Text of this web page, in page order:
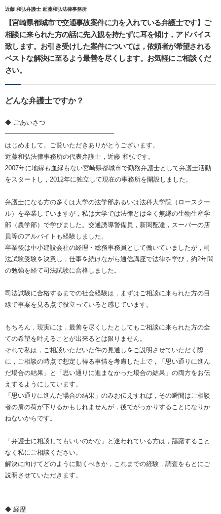
近藤 和弘弁護士 近藤和弘法律事務所
【宮崎県都城市で交通事故案件に力を入れている弁護士です】ご
相談に来られた方の話に先入観を持たずに耳を傾け，アドバイス
致します。お引き受けした案件については，依頼者が希望される
ベストな解決に至るよう最善を尽くします。お気軽にご相談くだ
さい。
どんな弁護士ですか？
◆ ごあいさつ
━━━━━━━━━━━━━━━━━
はじめまして。ご覧いただきありがとうございます。
近藤和弘法律事務所の代表弁護士，近藤 和弘です。
2007年に地縁も血縁もない宮崎県都城市で勤務弁護士として弁護士活動
をスタートし，2012年に独立して現在の事務所を開設しました。
弁護士になる方の多くは大学の法学部あるいは法科大学院（ロースクー
ル）を卒業していますが，私は大学では法律とは全く無縁の生物生産学
部（農学部）で学びました。交通誘導警備員，新聞配達，スーパーの店
員等のアルバイトも経験しました。
卒業後は中小建設会社の経理・総務事務員として働いていましたが，司
法試験受験を決意し，仕事を続けながら通信講座で法律を学び，約2年間
の勉強を経て司法試験に合格しました。
司法試験に合格するまでの社会経験は，まずはご相談に来られた方の目
線で事案を見る点で役立っていると感じています。
もちろん，現実には，最善を尽くしたとしてもご相談に来られた方の全
ての希望を叶えることが出来るとは限りません。
それで私は，ご相談いただいた件の見通しをご説明させていただく際
に，ご相談の時点で想定し得る事情を考慮した上で，「思い通りに進ん
だ場合の結果」と「思い通りに進まなかった場合の結果」の両方をお伝
えするようにしています。
「思い通りに進んだ場合の結果」のみお伝えすれば，その瞬間はご相談
者の肩の荷が下りるかもしれませんが，後でがっかりすることになりか
ねないからです。
「弁護士に相談してもいいのかな」と迷われている方は，躊躇すること
なく私にご相談ください。
解決に向けてどのように動くべきか，これまでの経験，調査をもとにご
説明させていただきます。
◆ 経歴